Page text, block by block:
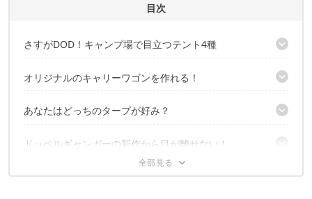
目次
さすがDOD！キャンプ場で目立つテント4種
ドキドキ感が期待できる「Hテント」
超シンプル構造で大容量「ビッグワンポールテント」
プライバシー保護に最適「カベテント」
大人の秘密基地「クレイジーエックス」
オリジナルのキャリーワゴンを作れる！
色のカスタムは960通り「カスタムキャリーワゴン」
あなたはどっちのタープが好み？
最高の昼寝を体験できる「さすらいタープ」
注目度ならどんなテントにも負けない「ピンクタープ」
ドッペルギャンガーの新作から目が離せない！
DODの万能性のあるギアはこちら